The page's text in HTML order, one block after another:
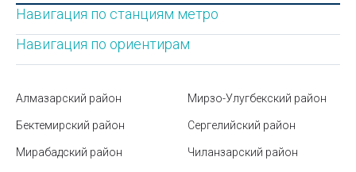
Мавзолей Зангиата в Ташкенте
Маркировка электроники и бытовой техники
правда?
Оформление дарственной на квартиру в
Узбекистане
Навигация по станциям метро
Навигация по ориентирам
Алмазарский район
Бектемирский район
Мирабадский район
Мирзо-Улугбекский район
Сергелийский район
Чиланзарский район